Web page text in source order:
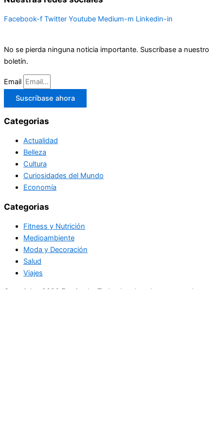
Facebook-f Twitter Youtube Medium-m Linkedin-in
No se pierda ninguna noticia importante. Suscríbase a nuestro
boletín.
Email
Suscríbase ahora
Categorias
Actualidad
Belleza
Cultura
Curiosidades del Mundo
Economía
Categorias
Fitness y Nutrición
Medioambiente
Moda y Decoración
Salud
Viajes
Copyright+2026 En circulo. Todos los derechos reservados